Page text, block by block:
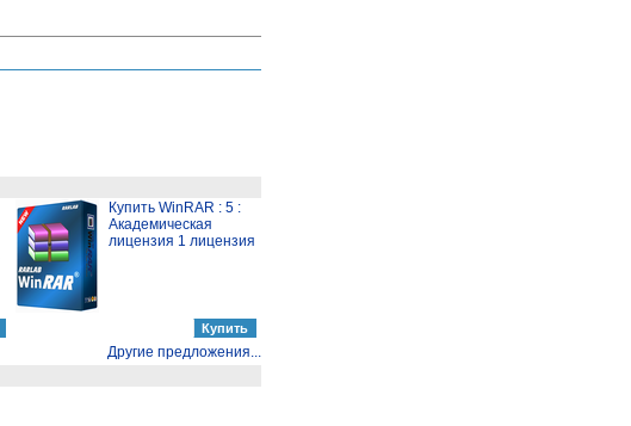
Купить WinRAR : 5 :
Академическая
лицензия 1 лицензия
Другие предложения...